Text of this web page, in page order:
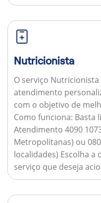
Nutricionista
O serviço
atendimento
com o objetivo de
Como funciona: Basta
Atendimento 4090
Metropolitanas) ou
localidades) Escolha a
serviço que deseja